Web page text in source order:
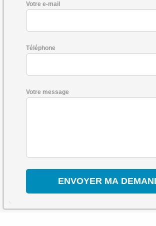
Votre e-mail
Téléphone
Votre message